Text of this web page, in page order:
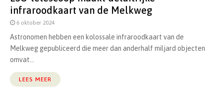
infraroodkaart van de Melkweg
6 oktober 2024
Astronomen hebben een kolossale infraroodkaart van de
Melkweg gepubliceerd die meer dan anderhalf miljard objecten
omvat...
LEES MEER